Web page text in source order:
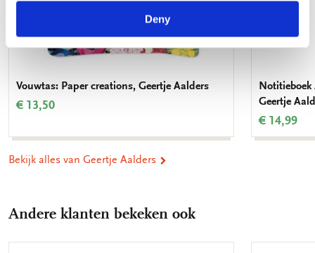
Deny
Vouwtas: Paper creations, Geertje Aalders
€ 13,50
Geertje
€ 14,99
Bekijk alles van Geertje Aalders
Andere klanten bekeken ook